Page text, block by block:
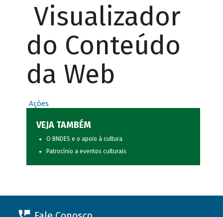
Visualizador
do Conteúdo
da Web
Ações
VEJA TAMBÉM
O BNDES e o apoio à cultura
Patrocínio a eventos culturais